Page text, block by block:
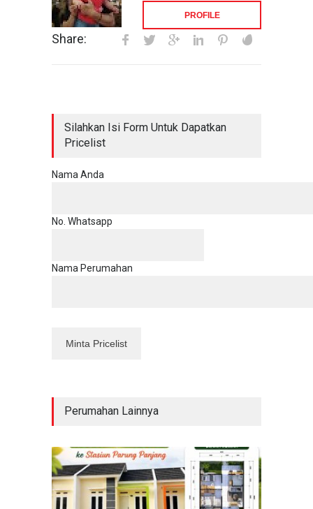
PROFILE
Share:
Silahkan Isi Form Untuk Dapatkan
Pricelist
Nama Anda
No. Whatsapp
Nama Perumahan
Perumahan Lainnya